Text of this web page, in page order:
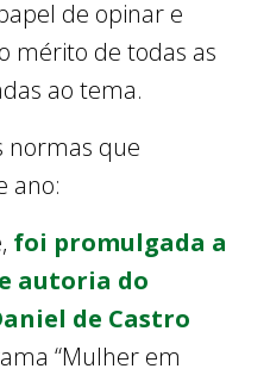
de opinar e
mérito de todas as
ao tema.
normas que
ano:
foi promulgada a
autoria do
de Castro
“Mulher em